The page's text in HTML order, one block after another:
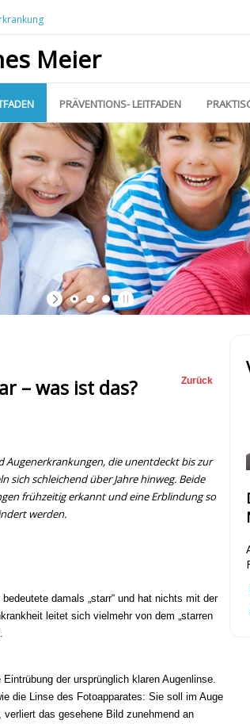
Meier
PRÄVENTIONS- LEITFADEN
Zurück
– was ist das?
Augenerkrankungen, die unentdeckt bis zur
sich schleichend über Jahre hinweg. Beide
frühzeitig erkannt und eine Erblindung so
werden.
damals „starr“ und hat nichts mit der
leitet sich vielmehr von dem „starren
der ursprünglich klaren Augenlinse.
die Linse des Fotoapparates: Sie soll im Auge
das gesehene Bild zunehmend an